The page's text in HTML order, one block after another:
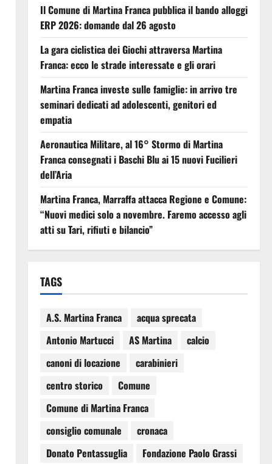
Il Comune di Martina Franca pubblica il bando alloggi
ERP 2026: domande dal 26 agosto
La gara ciclistica dei Giochi attraversa Martina
Franca: ecco le strade interessate e gli orari
Martina Franca investe sulle famiglie: in arrivo tre
seminari dedicati ad adolescenti, genitori ed
empatia
Aeronautica Militare, al 16° Stormo di Martina
Franca consegnati i Baschi Blu ai 15 nuovi Fucilieri
dell’Aria
Martina Franca, Marraffa attacca Regione e Comune:
“Nuovi medici solo a novembre. Faremo accesso agli
atti su Tari, rifiuti e bilancio”
TAGS
A.S. Martina Franca
acqua sprecata
Antonio Martucci
AS Martina
calcio
canoni di locazione
carabinieri
centro storico
Comune
Comune di Martina Franca
consiglio comunale
cronaca
Donato Pentassuglia
Fondazione Paolo Grassi